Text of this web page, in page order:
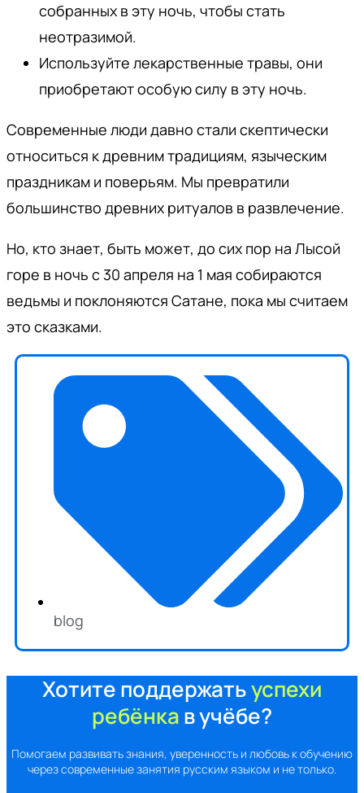
собранных в эту ночь, чтобы стать
неотразимой.
Используйте лекарственные травы, они
приобретают особую силу в эту ночь.
Современные люди давно стали скептически
относиться к древним традициям, языческим
праздникам и поверьям. Мы превратили
большинство древних ритуалов в развлечение.
Но, кто знает, быть может, до сих пор на Лысой
горе в ночь с 30 апреля на 1 мая собираются
ведьмы и поклоняются Сатане, пока мы считаем
это сказками.
blog
Хотите поддержатьуспехи
ребёнкав учёбе?
Помогаем развивать знания, уверенность и любовь к обучению
через современные занятия русским языком и не только.